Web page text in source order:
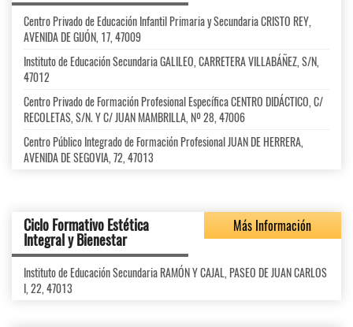
Centro Privado de Educación Infantil Primaria y Secundaria CRISTO REY,
AVENIDA DE GIJÓN, 17, 47009
Instituto de Educación Secundaria GALILEO, CARRETERA VILLABÁÑEZ, S/N,
47012
Centro Privado de Formación Profesional Específica CENTRO DIDÁCTICO, C/
RECOLETAS, S/N. Y C/ JUAN MAMBRILLA, Nº 28, 47006
Centro Público Integrado de Formación Profesional JUAN DE HERRERA,
AVENIDA DE SEGOVIA, 72, 47013
Ciclo Formativo Estética
Integral y Bienestar
Más Información
Instituto de Educación Secundaria RAMÓN Y CAJAL, PASEO DE JUAN CARLOS
I, 22, 47013